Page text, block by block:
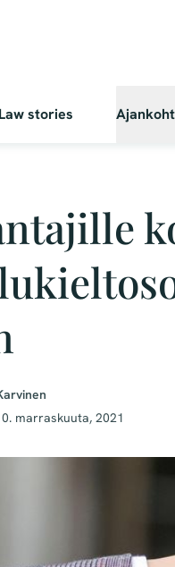
Law stories
marraskuuta, 2021